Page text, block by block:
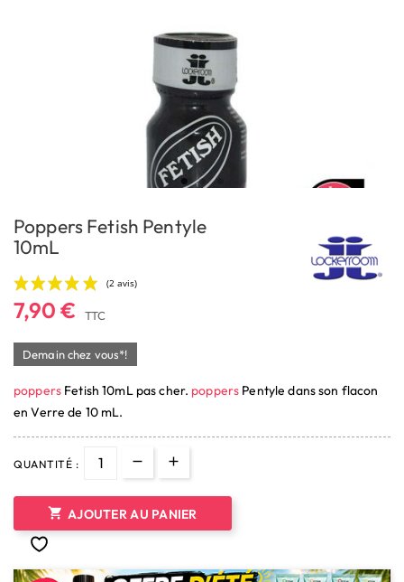
Poppers Fetish Pentyle
10mL
7,90 € TTC
Demain chez vous*!
poppersFetish 10mL pas cher. poppers Pentyle dans son flacon
en Verre de 10 mL.
QUANTITÉ :
 AJOUTER AU PANIER